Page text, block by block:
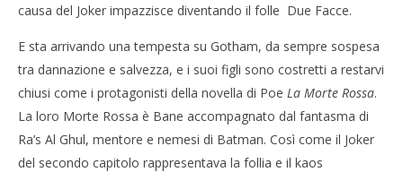
causa del Joker impazzisce diventando il folle Due Facce.
E sta arrivando una tempesta su Gotham, da sempre sospesa
tra dannazione e salvezza, e i suoi figli sono costretti a restarvi
chiusi come i protagonisti della novella di Poe La Morte Rossa.
La loro Morte Rossa è Bane accompagnato dal fantasma di
Ra’s Al Ghul, mentore e nemesi di Batman. Così come il Joker
del secondo capitolo rappresentava la follia e il kaos